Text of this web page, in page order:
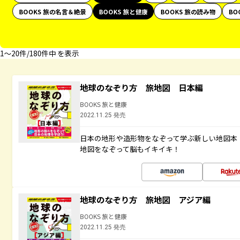
BOOKS 旅の名言＆絶景
BOOKS 旅と健康 BOOKS 旅の読み物
1〜20件/180件中 を表示
地球のなぞり方 旅地図 日本編
BOOKS 旅と健康
2022.11.25 発売
日本の地形や造形物をなぞって学ぶ新しい地図
地図をなぞって脳もイキイキ！
地球のなぞり方 旅地図 アジア編
BOOKS 旅と健康
2022.11.25 発売